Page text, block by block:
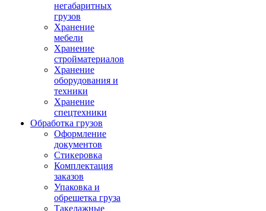
негабаритных
грузов
Хранение
мебели
Хранение
стройматериалов
Хранение
оборудования и
техники
Хранение
спецтехники
Обработка грузов
Оформление
документов
Стикеровка
Комплектация
заказов
Упаковка и
обрешетка груза
Такелажные